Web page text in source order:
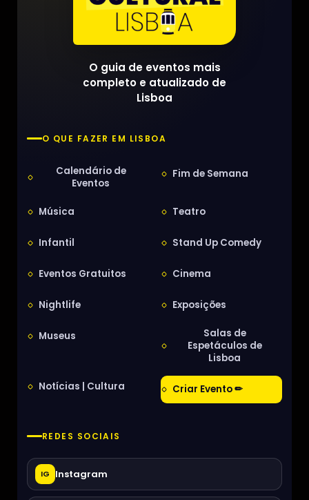
O guia de eventos mais
completo e atualizado de
Lisboa
O QUE FAZER EM LISBOA
Calendário de
Eventos
Fim de Semana
Música Teatro
Infantil Stand Up Comedy
Eventos Gratuitos Cinema
Nightlife Exposições
Museus
Salas de
Espetáculos de
Lisboa
Notícias | Cultura Criar Evento ✏
REDES SOCIAIS
IG Instagram